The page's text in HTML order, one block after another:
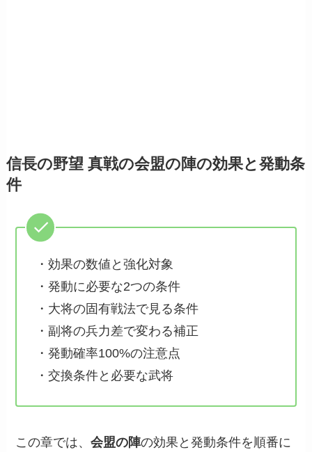
信長の野望 真戦の会盟の陣の効果と発動条
件
・効果の数値と強化対象
・発動に必要な2つの条件
・大将の固有戦法で見る条件
・副将の兵力差で変わる補正
・発動確率100%の注意点
・交換条件と必要な武将
この章では、会盟の陣の効果と発動条件を順番に